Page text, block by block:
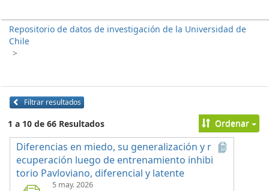
Repositorio de datos de investigación de la Universidad de
Chile
>
Filtrar resultados
1 a 10 de 66 Resultados Ordenar
Diferencias en miedo, su generalización y r
ecuperación luego de entrenamiento inhibi
torio Pavloviano, diferencial y latente
5 may. 2026